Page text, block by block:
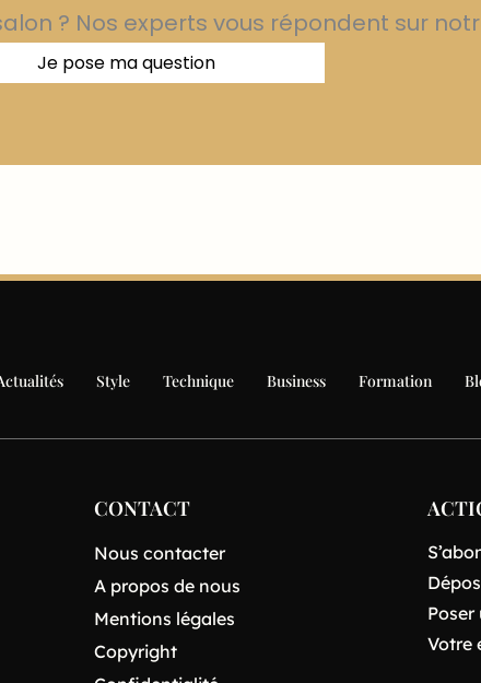
? Nos experts vous répondent sur
Je pose ma question
Style Technique Business Formation
CONTACT
Nous contacter
A propos de nous
Mentions légales
Copyright
Votre